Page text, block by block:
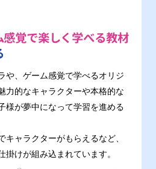
覚で楽しく学べる教材
や、ゲーム感覚で学べるオリジ
力的なキャラクターや本格的な
様が夢中になって学習を進める
キャラクターがもらえるなど、
掛けが組み込まれています。